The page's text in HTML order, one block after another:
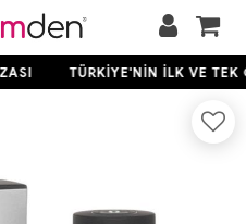
TÜRKİYE'NİN İLK VE TEK